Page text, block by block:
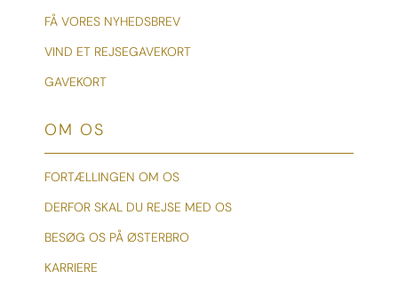
FÅ VORES NYHEDSBREV
VIND ET REJSEGAVEKORT
GAVEKORT
OM OS
FORTÆLLINGEN OM OS
DERFOR SKAL DU REJSE MED OS
BESØG OS PÅ ØSTERBRO
KARRIERE